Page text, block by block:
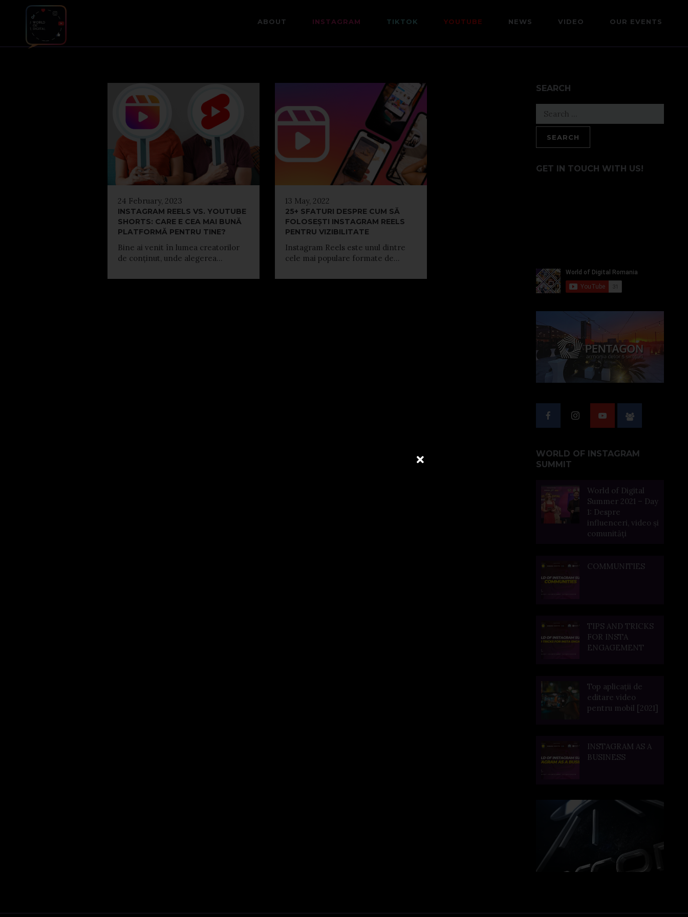
ABOUT INSTAGRAM TIKTOK YOUTUBE NEWS VIDEO OUR EVENTS
24 February, 2023
INSTAGRAM REELS VS. YOUTUBE
SHORTS: CARE E CEA MAI BUNĂ
PLATFORMĂ PENTRU TINE?
Bine ai venit în lumea creatorilor
de conținut, unde alegerea...
13 May, 2022
25+ SFATURI DESPRE CUM SĂ
FOLOSEȘTI INSTAGRAM REELS
PENTRU VIZIBILITATE
Instagram Reels este unul dintre
cele mai populare formate de...
SEARCH
Search
for:
GET IN TOUCH WITH US!
WORLD OF INSTAGRAM
SUMMIT
World of Digital
Summer 2021 – Day
1: Despre
influenceri, video și
comunități
COMMUNITIES
TIPS AND TRICKS
FOR INSTA
ENGAGEMENT
Top aplicații de
editare video
pentru mobil [2021]
INSTAGRAM AS A
BUSINESS